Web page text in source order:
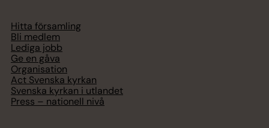
Hitta församling
Bli medlem
Lediga jobb
Ge en gåva
Organisation
Act Svenska kyrkan
Svenska kyrkan i utlandet
Press – nationell nivå